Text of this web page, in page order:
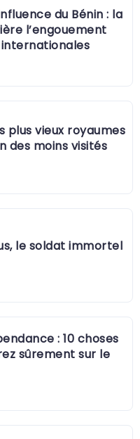
du Bénin : la
l’engouement
plus vieux royaumes
des moins visités
le soldat immortel
: 10 choses
sûrement sur le